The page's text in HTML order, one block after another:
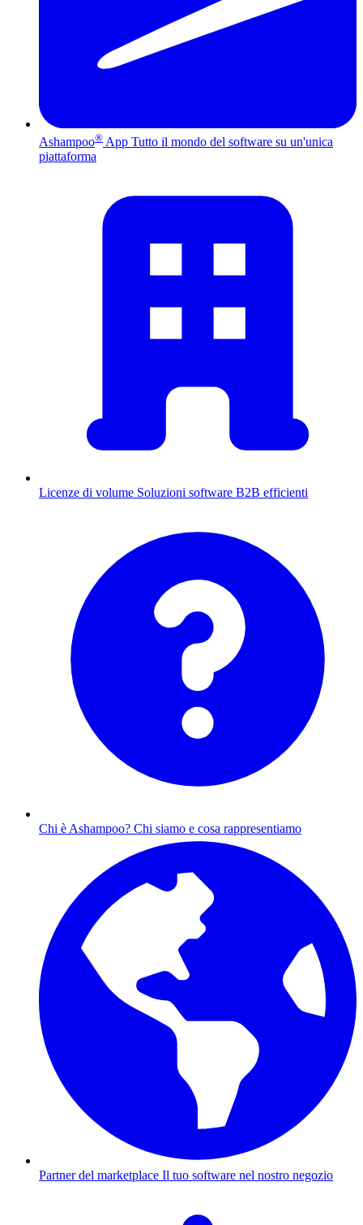
Ashampoo® App Tutto il mondo del software su un'unica
piattaforma
Licenze di volume Soluzioni software B2B efficienti
Chi è Ashampoo? Chi siamo e cosa rappresentiamo
Partner del marketplace Il tuo software nel nostro negozio